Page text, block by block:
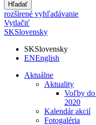
Hľadať
rozšírené vyhľadávanie
Vytlačiť
SKSlovensky
SKSlovensky
ENEnglish
Aktuálne
Aktuality
Voľby do
2020
Kalendár akcií
Fotogaléria